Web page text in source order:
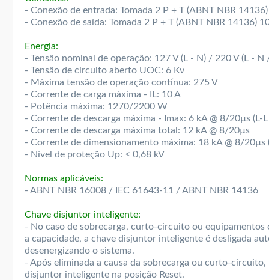
- Conexão de entrada: Tomada 2 P + T (ABNT NBR
- Conexão de saída: Tomada 2 P + T (ABNT NBR 14136)
Energia:
- Tensão nominal de operação: 127 V (L - N) / 220 V (L - N
- Tensão de circuito aberto UOC: 6 Kv
- Máxima tensão de operação contínua: 275 V
- Corrente de carga máxima - IL: 10 A
- Potência máxima: 1270/2200 W
- Corrente de descarga máxima - Imax: 6 kA @ 8/20µs (L-
- Corrente de descarga máxima total: 12 kA @ 8/20µs
- Corrente de dimensionamento máxima: 18 kA @ 8/20µs
- Nível de proteção Up: < 0,68 kV
Normas aplicáveis:
- ABNT NBR 16008 / IEC 61643-11 / ABNT NBR 14136
Chave disjuntor inteligente:
- No caso de sobrecarga, curto-circuito ou
a capacidade, a chave disjuntor inteligente é desligada
desenergizando o sistema.
- Após eliminada a causa da sobrecarga ou curto-circuito,
disjuntor inteligente na posição Reset.